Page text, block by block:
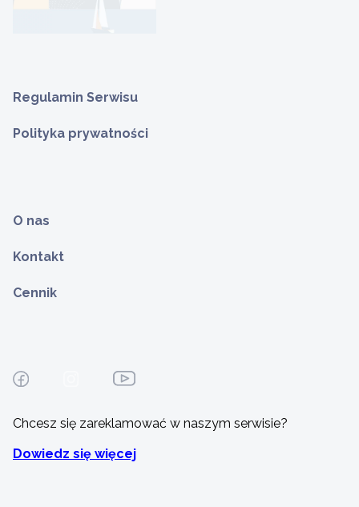
Regulamin Serwisu
Polityka prywatności
O nas
Kontakt
Cennik
Chcesz się zareklamować w naszym serwisie?
Dowiedz się więcej